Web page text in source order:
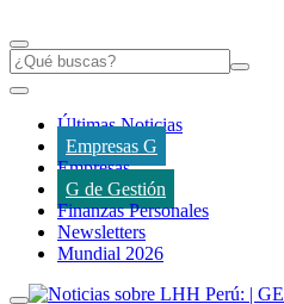
Últimas Noticias
Empresas G
Empresas
G de Gestión
Finanzas Personales
Newsletters
Mundial 2026